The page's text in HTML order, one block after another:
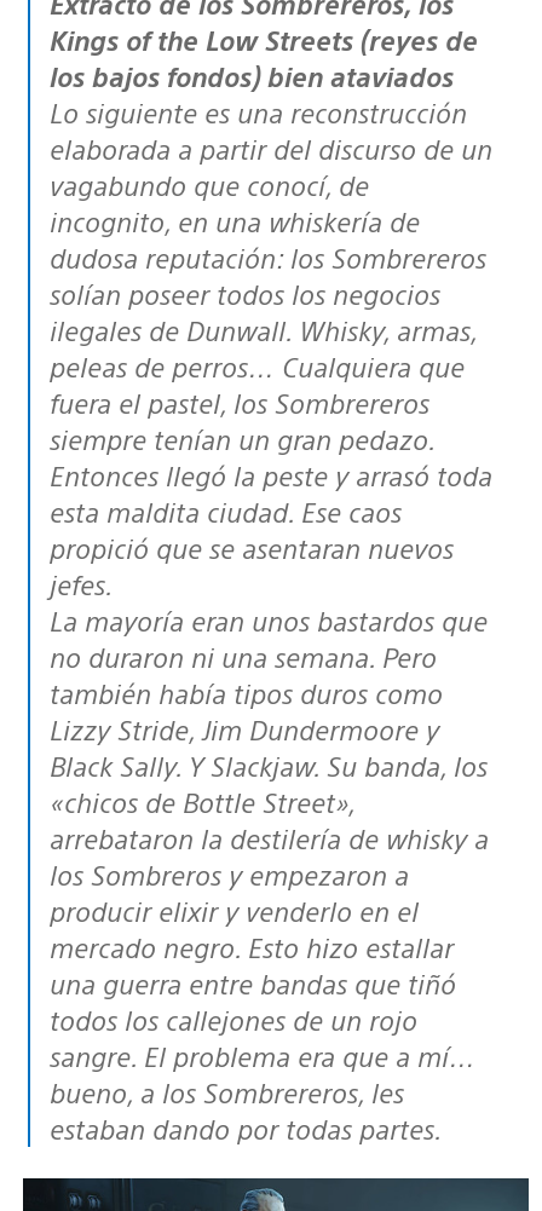
Kings of the Low Streets (reyes de
los bajos fondos) bien ataviados
Lo siguiente es una reconstrucción
elaborada a partir del discurso de un
vagabundo que conocí, de
incognito, en una whiskería de
dudosa reputación: los Sombrereros
solían poseer todos los negocios
ilegales de Dunwall. Whisky, armas,
peleas de perros… Cualquiera que
fuera el pastel, los Sombrereros
siempre tenían un gran pedazo.
Entonces llegó la peste y arrasó toda
esta maldita ciudad. Ese caos
propició que se asentaran nuevos
jefes.
La mayoría eran unos bastardos que
no duraron ni una semana. Pero
también había tipos duros como
Lizzy Stride, Jim Dundermoore y
Black Sally. Y Slackjaw. Su banda, los
«chicos de Bottle Street»,
arrebataron la destilería de whisky a
los Sombreros y empezaron a
producir elixir y venderlo en el
mercado negro. Esto hizo estallar
una guerra entre bandas que tiñó
todos los callejones de un rojo
sangre. El problema era que a mí…
bueno, a los Sombrereros, les
estaban dando por todas partes.